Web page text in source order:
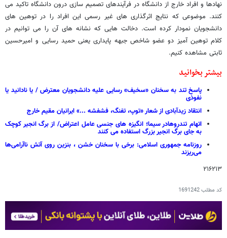
نهادها و افراد خارج از دانشگاه در فرآیندهای تصمیم سازی درون دانشگاه تاکید می
کنند. موضوعی که نتایج اثرگذاری های غیر رسمی این افراد را در توهین های
دانشجویان نمودار کرده است. دخالت هایی که نشانه های آن را می توانیم در
کلام توهین آمیز دو عضو شاخص جبهه پایداری یعنی حمید رسایی و امیرحسین
ثابتی مشاهده کنیم.
بیشتر بخوانید
پاسخ تند به سخنان «سخیف» رسایی علیه دانشجویان معترض / یا نادانید یا
نفوذی
انتقاد زیدآبادی از شعار «توپ، تفنگ، فشفشه ...» ایرانیان مقیم خارج
اتهام تندروهادر سیما؛ انگیزه های جنسی عامل اعتراض/ از برگ انجیر کوچک
به جای برگ انجیر بزرگ استفاده می کنند
روزنامه جمهوری اسلامی: برخی با سخنان‌ خشن ، بنزین روی آتش ناآرامی‌ها
می‌ریزند
۲۱۶۲۱۳
کد مطلب1691242